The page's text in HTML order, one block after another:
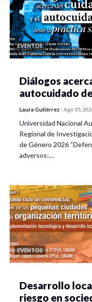
EVENTOS
Diálogos
autocuidado
Laura Gutiérrez -Ago 05,
Universidad Nacional
Regional de
de Género 2026
adversos:…
EVENTOS
Desarrollo
riesgo en